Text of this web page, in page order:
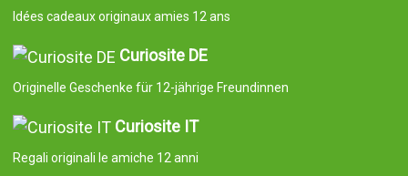
Idées cadeaux originaux amies 12 ans
Curiosite DE
Originelle Geschenke für 12-jährige Freundinnen
Curiosite IT
Regali originali le amiche 12 anni